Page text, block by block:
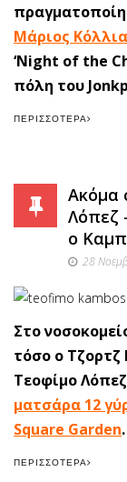
Μάριος
‘Night of the
πόλη του
ΠΕΡΙΣΣΌΤΕΡΑ
Ακόμα
Λόπεζ
ο
28
Στο
τόσο ο Τζορτζ
Τεοφίμο
ματσάρα 12
Square Garden.
ΠΕΡΙΣΣΌΤΕΡΑ